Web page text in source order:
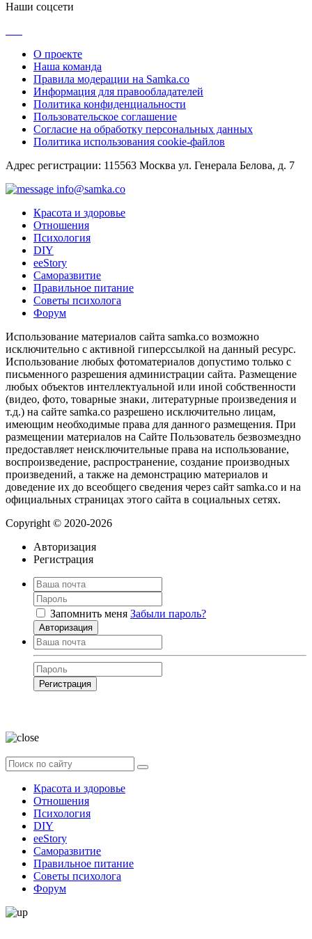
Наши соцсети
О проекте
Наша команда
Правила модерации на Samka.co
Информация для правообладателей
Политика конфиденциальности
Пользовательское соглашение
Согласие на обработку персональных данных
Политика использования cookie-файлов
Адрес регистрации: 115563 Москва ул. Генерала Белова, д. 7
info@samka.co
Красота и здоровье
Отношения
Психология
DIY
ееStory
Саморазвитие
Правильное питание
Советы психолога
Форум
Использование материалов сайта samka.co возможно
исключительно с активной гиперссылкой на данный ресурс.
Использование любых фотоматериалов допустимо только с
письменного разрешения администрации сайта. Размещение
любых объектов интеллектуальной или иной собственности
(видео, фото, товарные знаки, литературные произведения и
т.д.) на сайте samka.co разрешено исключительно лицам,
имеющим необходимые права для данного размещения. При
размещении материалов на Сайте Пользователь безвозмездно
предоставляет неисключительные права на использование,
воспроизведение, распространение, создание производных
произведений, а также на демонстрацию материалов и
доведение их до всеобщего сведения через сайт samka.co и на
официальных страницах этого сайта в социальных сетях.
Copyright © 2020-2026
Авторизация
Регистрация
Запомнить меня Забыли пароль?
Авторизация
Регистрация
Красота и здоровье
Отношения
Психология
DIY
ееStory
Саморазвитие
Правильное питание
Советы психолога
Форум